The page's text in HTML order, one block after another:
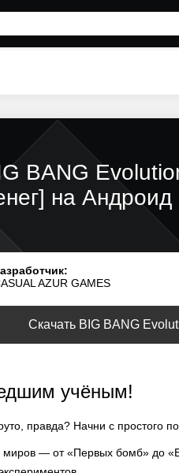
BANG
на Андроид
AZUR GAMES
Скачать BIG BANG
учёным!
правда? Начни с простого
миров — от «Первых бомб» до